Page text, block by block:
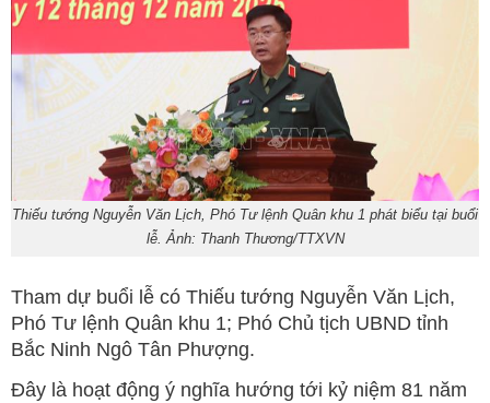
Thiếu tướng Nguyễn Văn Lịch, Phó Tư lệnh Quân khu 1 phát biểu tại buổi
lễ. Ảnh: Thanh Thương/TTXVN
Tham dự buổi lễ có Thiếu tướng Nguyễn Văn Lịch,
Phó Tư lệnh Quân khu 1; Phó Chủ tịch UBND tỉnh
Bắc Ninh Ngô Tân Phượng.
Đây là hoạt động ý nghĩa hướng tới kỷ niệm 81 năm